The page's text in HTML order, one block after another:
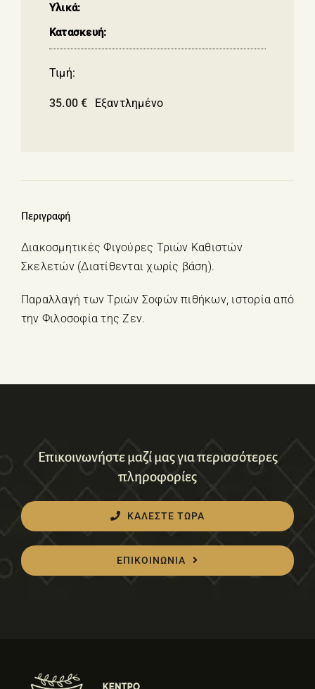
Υλικά:
Κατασκευή:
Τιμή:
35.00€ Εξαντλημένο
Περιγραφή
Διακοσμητικές Φιγούρες Τριών Καθιστών
Σκελετών (Διατίθενται χωρίς βάση).
Παραλλαγή των Τριών Σοφών πιθήκων, ιστορία από
την Φιλοσοφία της Ζεν.
Επικοινωνήστε μαζί μας για περισσότερες
πληροφορίες
ΚΑΛΕΣΤΕ ΤΩΡΑ
ΕΠΙΚΟΙΝΩΝΙΑ